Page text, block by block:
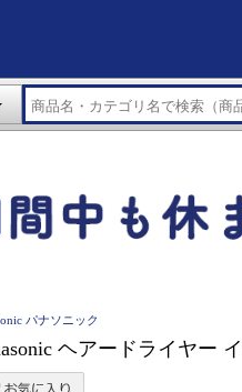
パナソニック
ヘアードライヤー